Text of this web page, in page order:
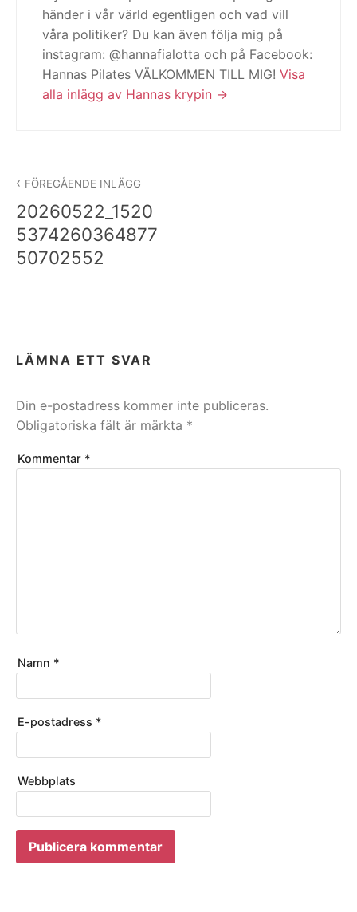
händer i vår värld egentligen och vad vill
våra politiker? Du kan även följa mig på
instagram: @hannafialotta och på Facebook:
Hannas Pilates VÄLKOMMEN TILL MIG! Visa
alla inlägg av Hannas krypin
FÖREGÅENDE INLÄGG
20260522_1520
5374260364877
50702552
LÄMNA ETT SVAR
Din e-postadress kommer inte publiceras.
Obligatoriska fält är märkta *
Kommentar *
Namn *
E-postadress *
Webbplats